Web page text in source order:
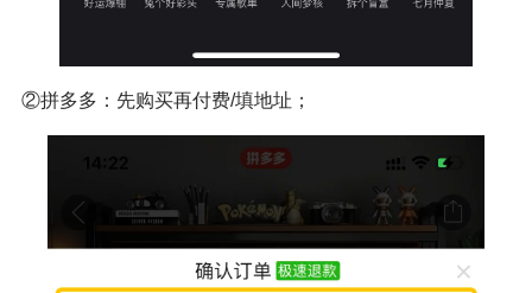
②拼多多：先购买再付费/填地址；